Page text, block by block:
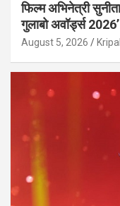
फिल्म अभिनेत्री
गुलाबो अवॉर्ड्स
August 5, 2026